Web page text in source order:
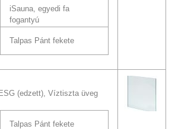
iSauna, egyedi fa
fogantyú
Talpas Pánt fekete
(edzett), Víztiszta üveg
Talpas Pánt fekete